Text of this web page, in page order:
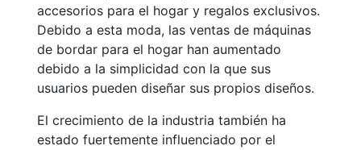
accesorios para el hogar y regalos exclusivos.
Debido a esta moda, las ventas de máquinas
de bordar para el hogar han aumentado
debido a la simplicidad con la que sus
usuarios pueden diseñar sus propios diseños.
El crecimiento de la industria también ha
estado fuertemente influenciado por el